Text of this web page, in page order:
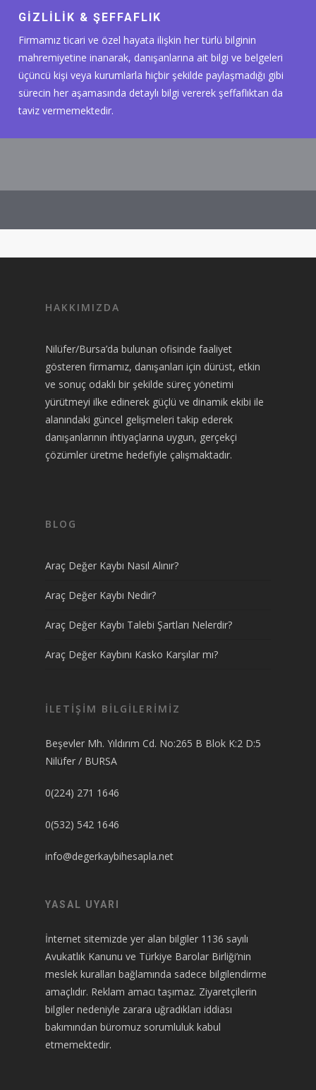
GİZLİLİK & ŞEFFAFLIK
Firmamız ticari ve özel hayata ilişkin her türlü bilginin
mahremiyetine inanarak, danışanlarına ait bilgi ve belgeleri
üçüncü kişi veya kurumlarla hiçbir şekilde paylaşmadığı gibi
sürecin her aşamasında detaylı bilgi vererek şeffaflıktan da
taviz vermemektedir.
HAKKIMIZDA
Nilüfer/Bursa’da bulunan ofisinde faaliyet
gösteren firmamız, danışanları için dürüst, etkin
ve sonuç odaklı bir şekilde süreç yönetimi
yürütmeyi ilke edinerek güçlü ve dinamik ekibi ile
alanındaki güncel gelişmeleri takip ederek
danışanlarının ihtiyaçlarına uygun, gerçekçi
çözümler üretme hedefiyle çalışmaktadır.
BLOG
Araç Değer Kaybı Nasıl Alınır?
Araç Değer Kaybı Nedir?
Araç Değer Kaybı Talebi Şartları Nelerdir?
Araç Değer Kaybını Kasko Karşılar mı?
İLETİŞİM BİLGİLERİMİZ
Beşevler Mh. Yıldırım Cd. No:265 B Blok K:2 D:5
Nilüfer / BURSA
0(224) 271 1646
0(532) 542 1646
info@degerkaybihesapla.net
YASAL UYARI
İnternet sitemizde yer alan bilgiler 1136 sayılı
Avukatlık Kanunu ve Türkiye Barolar Birliği’nin
meslek kuralları bağlamında sadece bilgilendirme
amaçlıdır. Reklam amacı taşımaz. Ziyaretçilerin
bilgiler nedeniyle zarara uğradıkları iddiası
bakımından büromuz sorumluluk kabul
etmemektedir.